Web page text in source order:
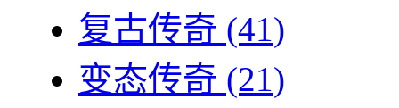
复古传奇 (41)
变态传奇 (21)